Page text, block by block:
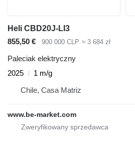
Heli CBD20J-LI3
855,50 €
900 000 CLP ≈ 3 684 zł
Paleciak elektryczny
2025
1 m/g
Chile, Casa Matriz
www.be-market.com